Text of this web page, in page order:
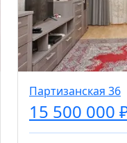
Партизанская 36
15 500 000